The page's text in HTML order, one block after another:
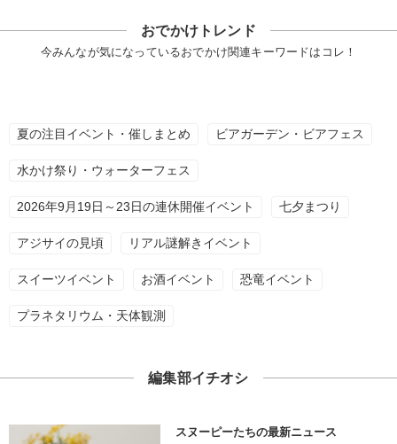
おでかけトレンド
今みんなが気になっているおでかけ関連キーワードはコレ！
夏の注目イベント・催しまとめ ビアガーデン・ビアフェス
水かけ祭り・ウォーターフェス
2026年9月19日～23日の連休開催イベント 七夕まつり
アジサイの見頃 リアル謎解きイベント
スイーツイベント お酒イベント 恐竜イベント
プラネタリウム・天体観測
編集部イチオシ
スヌーピーたちの最新ニュース